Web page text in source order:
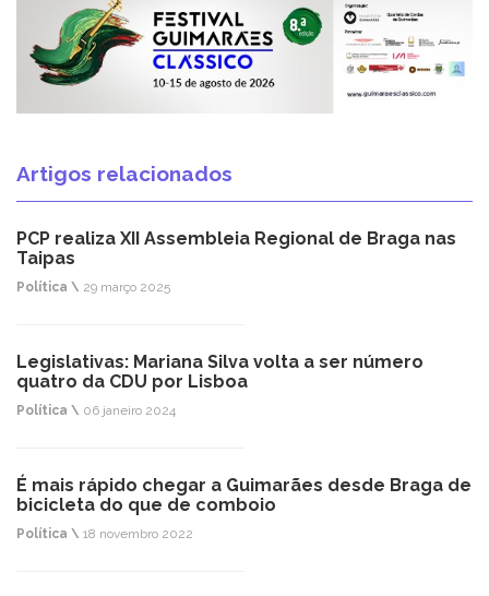
Artigos relacionados
PCP realiza XII Assembleia Regional de Braga nas
Taipas
Política \ 29 março 2025
Legislativas: Mariana Silva volta a ser número
quatro da CDU por Lisboa
Política \ 06 janeiro 2024
É mais rápido chegar a Guimarães desde Braga de
bicicleta do que de comboio
Política \ 18 novembro 2022